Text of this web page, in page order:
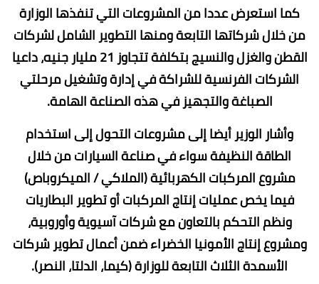
كما استعرض عددا من المشروعات التي تنفذها الوزارة
من خلال شركاتها التابعة ومنها التطوير الشامل لشركات
القطن والغزل والنسيج بتكلفة تتجاوز 21 مليار جنيه، داعيا
الشركات الفرنسية للشراكة في إدارة وتشغيل مرحلتي
الصباغة والتجهيز في هذه الصناعة الهامة.
وأشار الوزير أيضا إلى مشروعات التحول إلى استخدام
الطاقة النظيفة سواء في صناعة السيارات من خلال
مشروع المركبات الكهربائية (الملاكي / الميكروباص)
فيما يخص عمليات إنتاج المركبات أو تطوير البطاريات
ونظم التحكم بالتعاون مع شركات آسيوية وأوروبية،
ومشروع إنتاج الأمونيا الخضراء ضمن أعمال تطوير شركات
الأسمدة الثلاث التابعة للوزارة (كيما، الدلتا، النصر).